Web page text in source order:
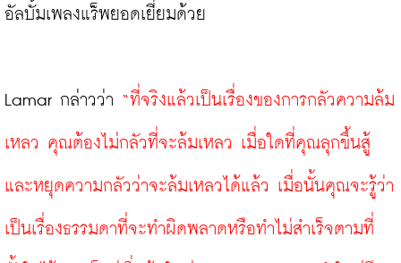
อัลบั้มเพลงแร็พยอดเยี่ยมด้วย
Lamar กล่าวว่า “ที่จริงแล้วเป็นเรื่องของการกลัวความล้ม
เหลว คุณต้องไม่กลัวที่จะล้มเหลว เมื่อใดที่คุณลุกขึ้นสู้
และหยุดความกลัวว่าจะล้มเหลวได้แล้ว เมื่อนั้นคุณจะรู้ว่า
เป็นเรื่องธรรมดาที่จะทำผิดพลาดหรือทำไม่สำเร็จตามที่